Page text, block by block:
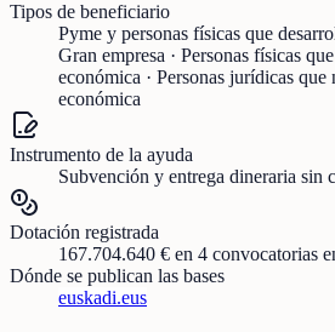
Tipos de beneficiario
Pyme y personas físicas que
Gran empresa · Personas físicas
económica · Personas jurídicas
económica
Instrumento de la ayuda
Subvención y entrega dineraria sin
Dotación registrada
167.704.640 € en 4 convocatorias
Dónde se publican las bases
euskadi.eus